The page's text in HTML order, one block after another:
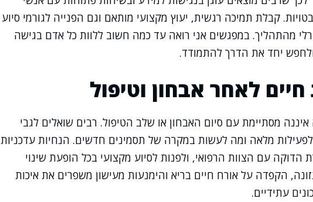
קבלת תמיכה רגשית, יעוץ מקצועי מותאם וגם הפנייה לגורמי סיוע
מהתהליך. במפגשים אני רואה עד כמה חשוב ללוות כל אדם בגישה
יחד את הדרך להתמודד.
לאחר אבחון וטיפול
מסתיימת עם סיום האבחון או שלב הטיפול. רבים שואלים לגבי
מלאה ומה לעשות במקרה של תסמינים חדשים. הנחיות עדכניות
עם הצוות הרפואי, ולפנות לסיוע מקצועי בכל הופעת שינוי
הקפדה על אורח חיים בריא והימנעות מעישון משפרים את איכות
עתידיים.